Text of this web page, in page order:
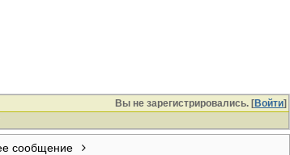
Вы не зарегистрировались. [Войти]
сообщение